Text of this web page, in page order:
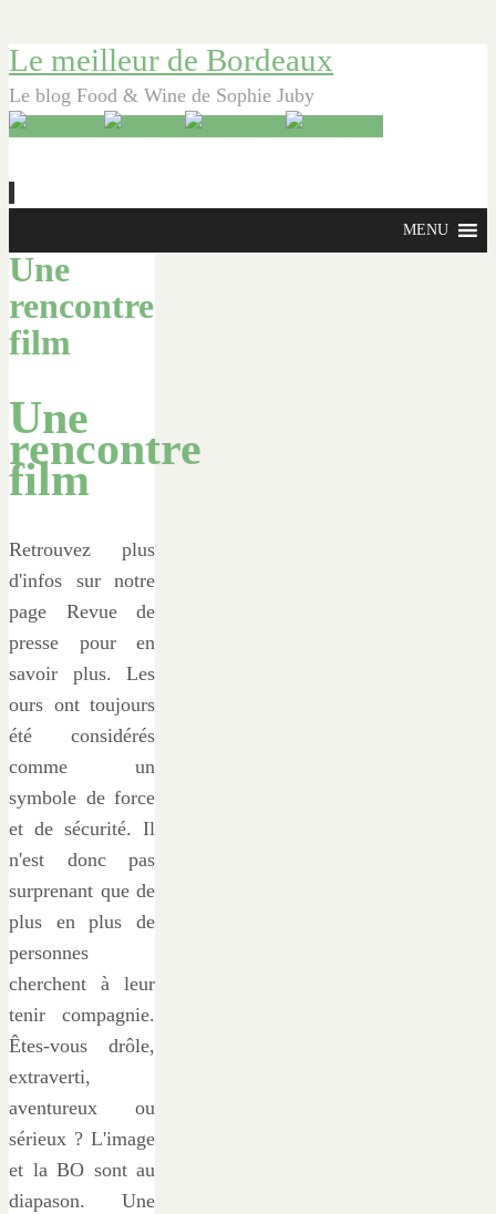
Le meilleur de Bordeaux
Le blog Food & Wine de Sophie Juby
au
contenu
principal
MENU
Une
rencontre
film
Une
rencontre
film
Retrouvez plus
d'infos sur notre
page Revue de
presse pour en
savoir plus. Les
ours ont toujours
été considérés
comme un
symbole de force
et de sécurité. Il
n'est donc pas
surprenant que de
plus en plus de
personnes
cherchent à leur
tenir compagnie.
Êtes-vous drôle,
extraverti,
aventureux ou
sérieux ? L'image
et la BO sont au
diapason. Une